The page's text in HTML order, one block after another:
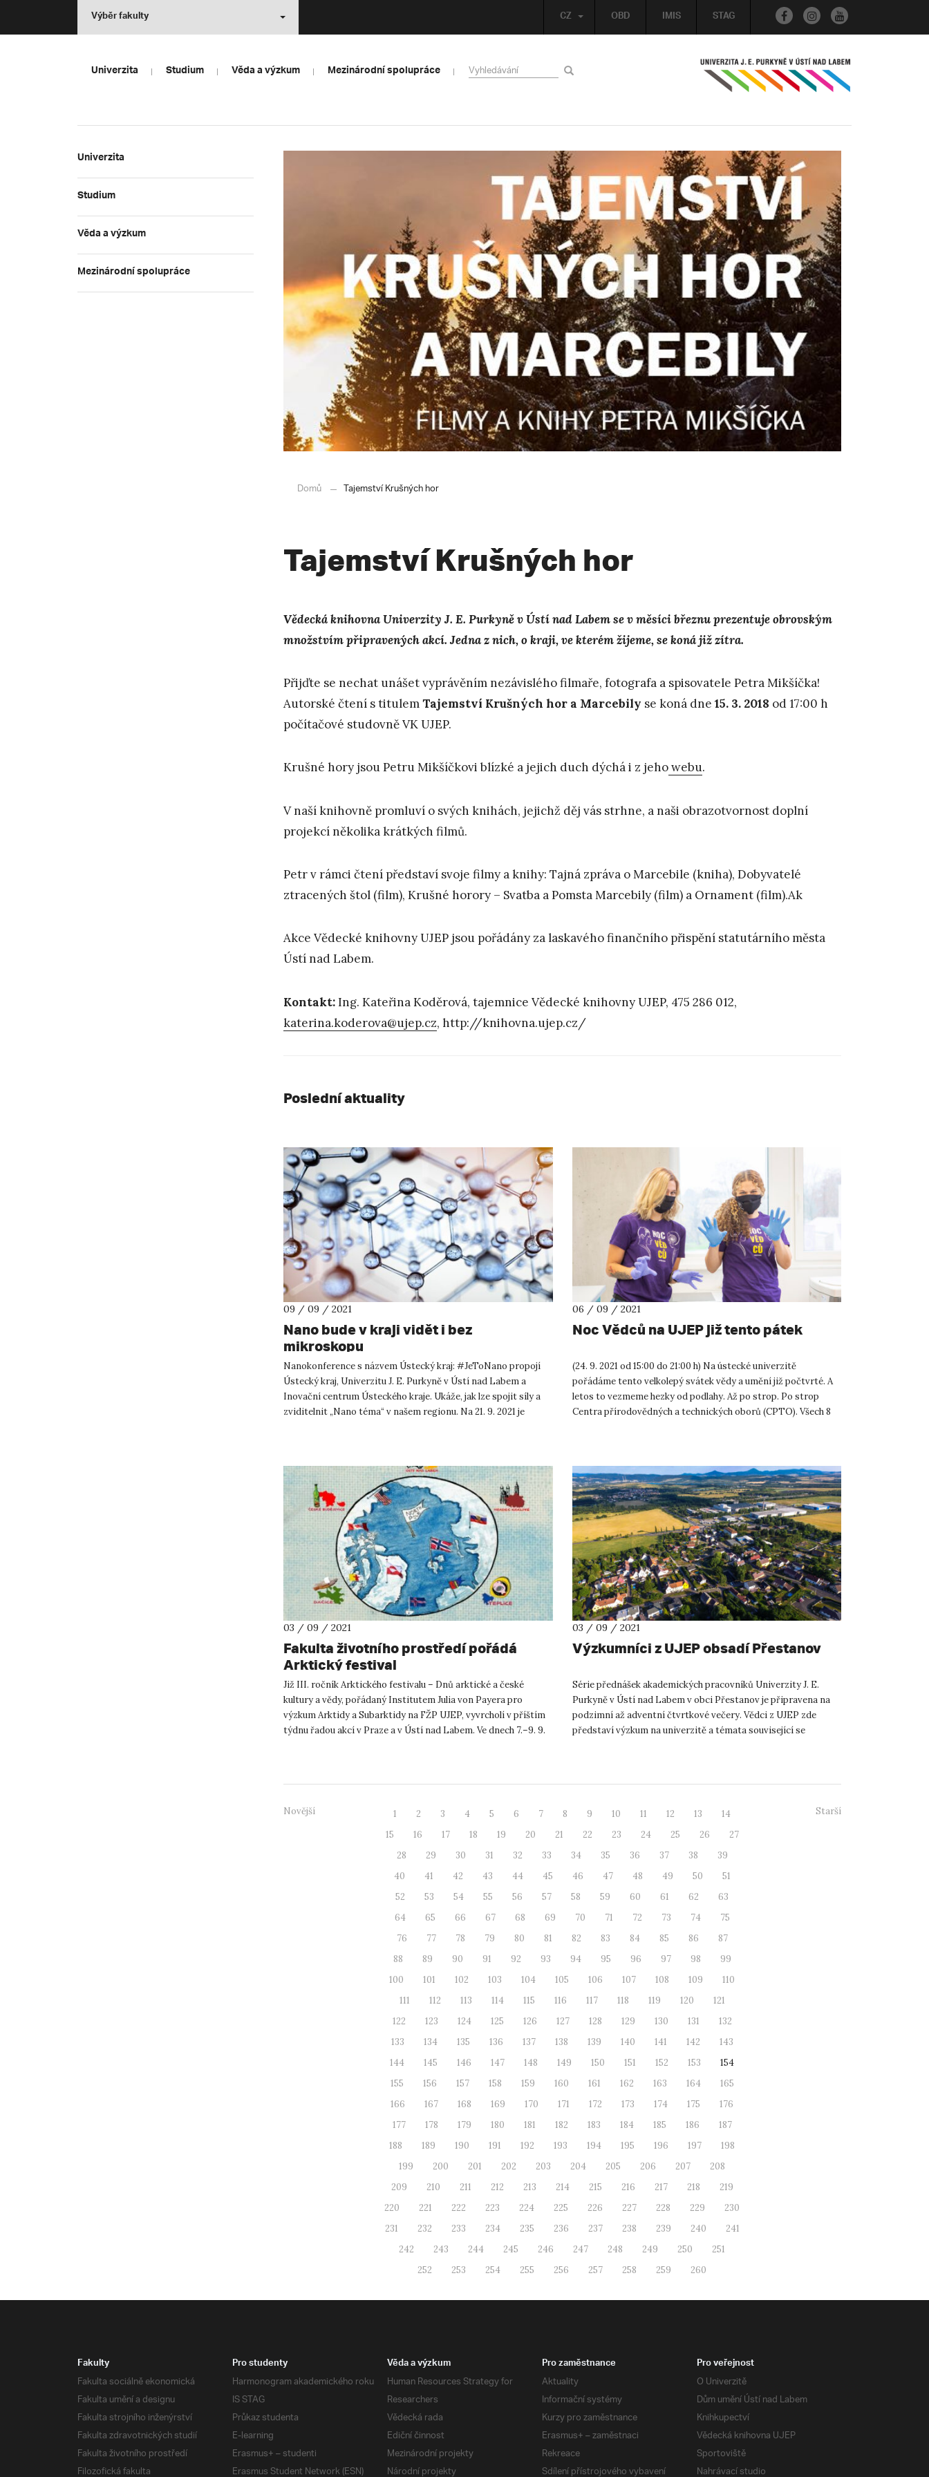
OBD IMIS STAG
CZ
Výběr fakulty
Univerzita Studium Věda a výzkum Mezinárodní spolupráce
Univerzita
Studium
Věda a výzkum
Mezinárodní spolupráce
Domů Tajemství Krušných hor
Tajemství Krušných hor
Vědecká knihovna Univerzity J. E. Purkyně v Ústí nad Labem se v měsíci březnu prezentuje obrovským
množstvím připravených akcí. Jedna z nich, o kraji, ve kterém žijeme, se koná již zítra.
Přijďte se nechat unášet vyprávěním nezávislého filmaře, fotografa a spisovatele Petra Mikšíčka!
Autorské čtení s titulemTajemství Krušných hor a Marcebily se koná dne 15. 3. 2018 od 17:00 h
počítačové studovně VK UJEP.
Krušné hory jsou Petru Mikšíčkovi blízké a jejich duch dýchá i z jehowebu.
V naší knihovně promluví o svých knihách, jejichž děj vás strhne, a naši obrazotvornost doplní
projekcí několika krátkých filmů.
Petr v rámci čtení představí svoje filmy a knihy: Tajná zpráva o Marcebile (kniha), Dobyvatelé
ztracených štol (film), Krušné horory – Svatba a Pomsta Marcebily (film) a Ornament (film).Ak
Akce Vědecké knihovny UJEP jsou pořádány za laskavého finančního přispění statutárního města
Ústí nad Labem.
Kontakt:Ing. Kateřina Koděrová, tajemnice Vědecké knihovny UJEP, 475 286 012,
katerina.koderova@ujep.cz, http://knihovna.ujep.cz/
Poslední aktuality
09 / 09 / 2021
Nano bude v kraji vidět i bez
mikroskopu
Nanokonference s názvem Ústecký kraj: #JeToNano propojí
Ústecký kraj, Univerzitu J. E. Purkyně v Ústí nad Labem a
Inovační centrum Ústeckého kraje. Ukáže, jak lze spojit síly a
zviditelnit „Nano téma“ v našem regionu. Na 21. 9. 2021 je
06 / 09 / 2021
Noc Vědců na UJEP již tento pátek
(24. 9. 2021 od 15:00 do 21:00 h) Na ústecké univerzitě
pořádáme tento velkolepý svátek vědy a umění již počtvrté. A
letos to vezmeme hezky od podlahy. Až po strop. Po strop
Centra přírodovědných a technických oborů (CPTO). Všech 8
03 / 09 / 2021
Fakulta životního prostředí pořádá
Arktický festival
Již III. ročník Arktického festivalu – Dnů arktické a české
kultury a vědy, pořádaný Institutem Julia von Payera pro
výzkum Arktidy a Subarktidy na FŽP UJEP, vyvrcholí v příštím
týdnu řadou akcí v Praze a v Ústí nad Labem. Ve dnech 7.–9. 9.
03 / 09 / 2021
Výzkumníci z UJEP obsadí Přestanov
Série přednášek akademických pracovníků Univerzity J. E.
Purkyně v Ústí nad Labem v obci Přestanov je připravena na
podzimní až adventní čtvrtkové večery. Vědci z UJEP zde
představí výzkum na univerzitě a témata související se
Novější 1 2 3 4 5 6 7 8 9 10 11 12 13
14
15
16 17 18 19 20 21 22 23 24 25 26
27
28
29 30 31 32 33 34 35 36 37 38
39
40
41 42 43 44 45 46 47 48 49 50
51
52
53 54 55 56 57 58 59 60 61 62
63
64
65 66 67 68 69 70 71 72 73 74
75
76
77 78 79 80 81 82 83 84 85 86
87
88
89 90 91 92 93 94 95 96 97 98
99
100
101 102 103 104 105 106 107 108 109
110
111
112 113 114 115 116 117 118 119 120
121
122
123 124 125 126 127 128 129 130 131
132
133
134 135 136 137 138 139 140 141 142
143
144
145 146 147 148 149 150 151 152 153
154
155
156 157 158 159 160 161 162 163 164
165
166
167 168 169 170 171 172 173 174 175
176
177
178 179 180 181 182 183 184 185 186
187
188
189 190 191 192 193 194 195 196 197
198
199
200 201 202 203 204 205 206 207
208
209
210 211 212 213 214 215 216 217 218
219
220
221 222 223 224 225 226 227 228 229
230
231
232 233 234 235 236 237 238 239 240
241
242
243 244 245 246 247 248 249 250
251
252
253 254 255 256 257 258 259 260
Starší
Fakulty
Fakulta sociálně ekonomická
Fakulta umění a designu
Fakulta strojního inženýrství
Fakulta zdravotnických studií
Fakulta životního prostředí
Filozofická fakulta
Pro studenty
Harmonogram akademického roku
IS STAG
Průkaz studenta
E-learning
Erasmus+ – studenti
Erasmus Student Network (ESN)
Věda a výzkum
Human Resources Strategy for
Researchers
Vědecká rada
Ediční činnost
Mezinárodní projekty
Národní projekty
Pro zaměstnance
Aktuality
Informační systémy
Kurzy pro zaměstnance
Erasmus+ – zaměstnaci
Rekreace
Sdílení přístrojového vybavení
Pro veřejnost
O Univerzitě
Dům umění Ústí nad Labem
Knihkupectví
Vědecká knihovna UJEP
Sportoviště
Nahrávací studio